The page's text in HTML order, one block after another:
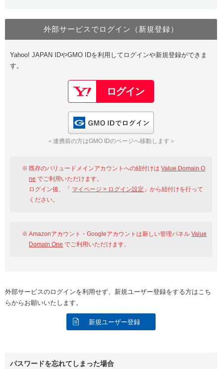
Value Domain Oneにログイン
Google
GMO ID Amazon
※AmazonはValue Domain Oneのログイン画面へ遷移します
Value Domain Oneアカウント作成
以下でも登録可能
Google Yahoo!
GMO ID
外部サービスでログイン（新規登録）
Yahoo! JAPAN IDやGMO IDを利用してログインや新規登録ができま
す。
＜連携前の方はGMO IDのページへ移動します＞
既存のバリュードメインアカウントへの紐付けはValue Domain O
ne でご利用いただけます。
ログイン後、「 マイページ > ログイン設定 」から紐付けを行って
ください。
Amazonアカウント・Googleアカウントは新しい管理パネルValue
Domain One でご利用いただけます。
外部サービスのログインを利用せず、新規ユーザー登録をする方はこち
らからお願いいたします。
新規ユーザー登録
パスワードを忘れてしまった場合